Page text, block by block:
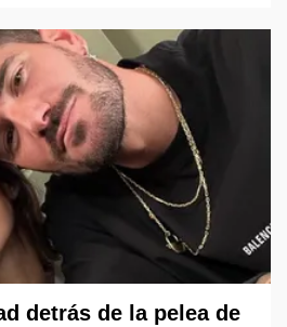
detrás de la pelea de